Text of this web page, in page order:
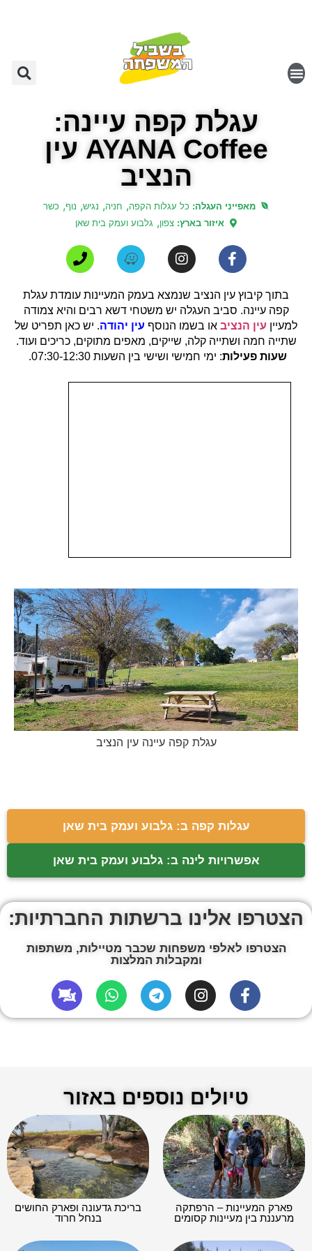
עגלת קפה עיינה:
AYANA Coffee עין
הנציב
מאפייני העגלה: כל עגלות הקפה, חניה, נגיש, נוף, כשר
איזור בארץ: צפון, גלבוע ועמק בית שאן
בתוך קיבוץ עין הנציב שנמצא בעמק המעיינות עומדת עגלת
קפה עיינה. סביב העגלה יש משטחי דשא רבים והיא צמודה
למעיין עין הנציב או בשמו הנוסף עין יהודה. יש כאן תפריט של
שתייה חמה ושתייה קלה, שייקים, מאפים מתוקים, כריכים ועוד.
שעות פעילות: ימי חמישי ושישי בין השעות 07:30-12:30.
עגלת קפה עיינה עין הנציב
עגלות קפה ב: גלבוע ועמק בית שאן
אפשרויות לינה ב: גלבוע ועמק בית שאן
הצטרפו אלינו ברשתות החברתיות:
הצטרפו לאלפי משפחות שכבר מטיילות, משתפות
ומקבלות המלצות
טיולים נוספים באזור
פארק המעיינות – הרפתקה
מרעננת בין מעיינות קסומים
בריכת גדעונה ופארק החושים
בנחל חרוד